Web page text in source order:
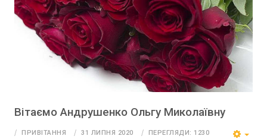
Вітаємо Андрушенко Ольгу Миколаївну
ПРИВІТАННЯ 31 ЛИПНЯ 2020 ПЕРЕГЛЯДИ: 1230